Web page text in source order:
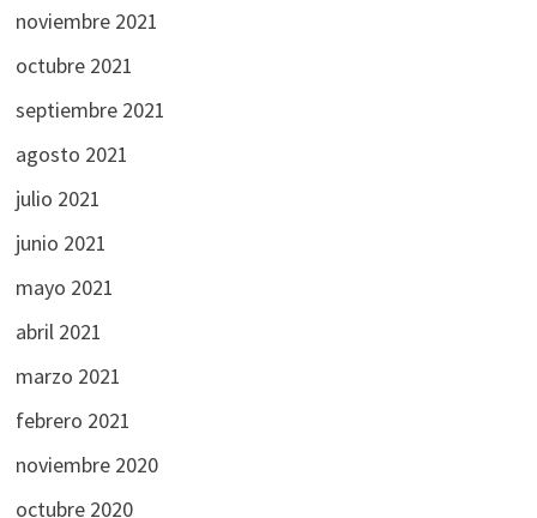
noviembre 2021
octubre 2021
septiembre 2021
agosto 2021
julio 2021
junio 2021
mayo 2021
abril 2021
marzo 2021
febrero 2021
noviembre 2020
octubre 2020